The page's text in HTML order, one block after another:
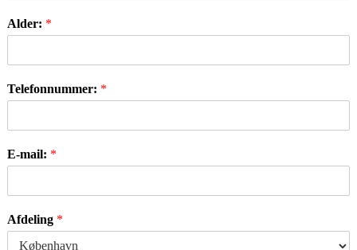
Alder: *
Telefonnummer: *
E-mail: *
Afdeling *